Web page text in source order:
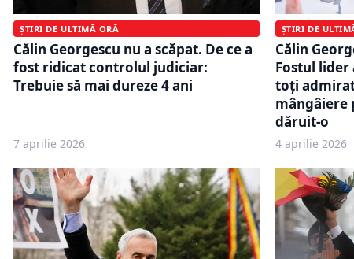
ȘTIRI DE ULTIMĂ ORĂ
Călin Georgescu nu a scăpat. De ce a
fost ridicat controlul judiciar:
Trebuie să mai dureze 4 ani
7 aprilie 2026
ȘTIRI DE
Călin
Fostul
toți
mângâiere
dăruit-o
4 aprilie 2026